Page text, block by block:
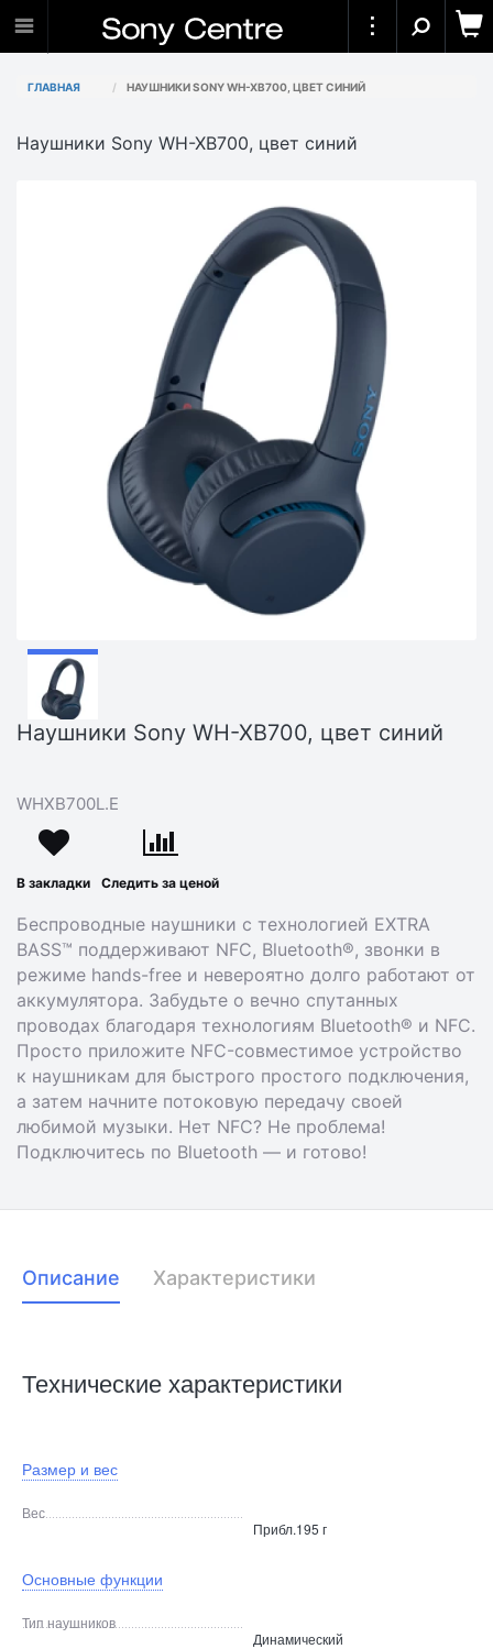
ГЛАВНАЯ НАУШНИКИ SONY WH-XB700, ЦВЕТ СИНИЙ
Наушники Sony WH-XB700, цвет синий
Наушники Sony WH-XB700, цвет синий
WHXB700L.E
В закладки Следить за ценой
Беспроводные наушники с технологией EXTRA
BASS™ поддерживают NFC, Bluetooth®, звонки в
режиме hands-free и невероятно долго работают от
аккумулятора. Забудьте о вечно спутанных
проводах благодаря технологиям Bluetooth® и NFC.
Просто приложите NFC-совместимое устройство
к наушникам для быстрого простого подключения,
а затем начните потоковую передачу своей
любимой музыки. Нет NFC? Не проблема!
Подключитесь по Bluetooth — и готово!
Описание Характеристики
Технические характеристики
Размер и вес
Вес
Прибл.195 г
Основные функции
Тип наушников
Динамический